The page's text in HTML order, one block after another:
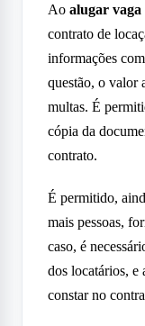
Ao alugar vaga
contrato de
informações
questão, o valor
multas. É
cópia da
contrato.
É permitido,
mais pessoas,
caso, é
dos locatários, e
constar no